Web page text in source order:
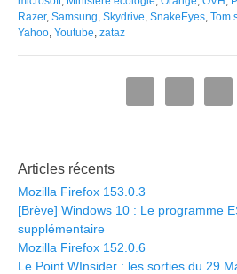
Razer, Samsung, Skydrive, SnakeEyes, Tom
Yahoo, Youtube, zataz
Articles récents
Mozilla Firefox 153.0.3
[Brève] Windows 10 : Le programme
supplémentaire
Mozilla Firefox 152.0.6
Le Point WInsider : les sorties du 29